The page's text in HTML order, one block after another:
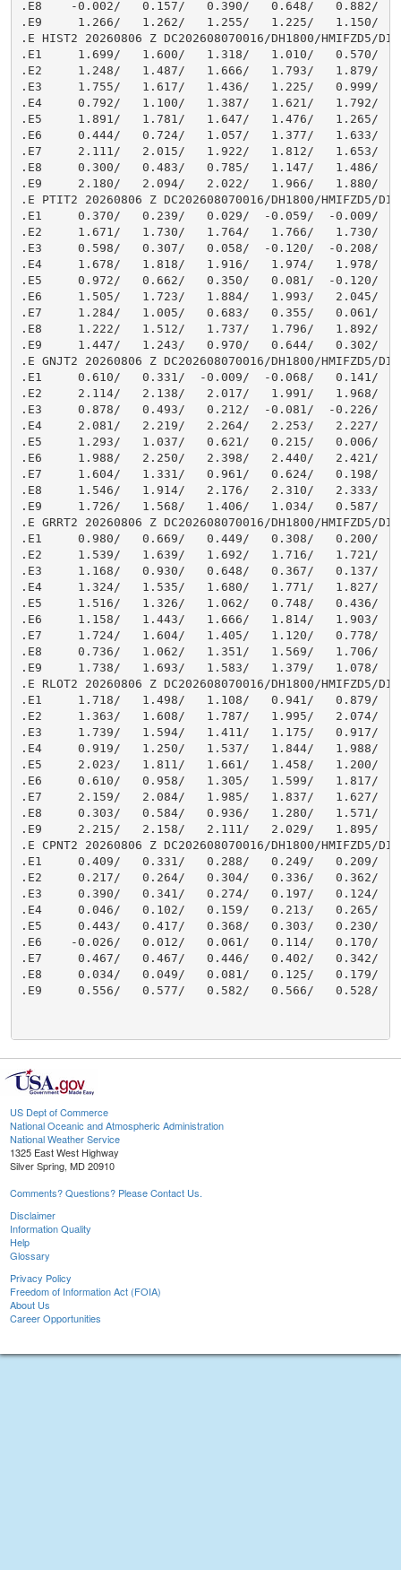
US Dept of Commerce
National Oceanic and Atmospheric Administration
National Weather Service
1325 East West Highway
Silver Spring, MD 20910
Comments? Questions? Please Contact Us.
Disclaimer
Information Quality
Help
Glossary
Privacy Policy
Freedom of Information Act (FOIA)
About Us
Career Opportunities